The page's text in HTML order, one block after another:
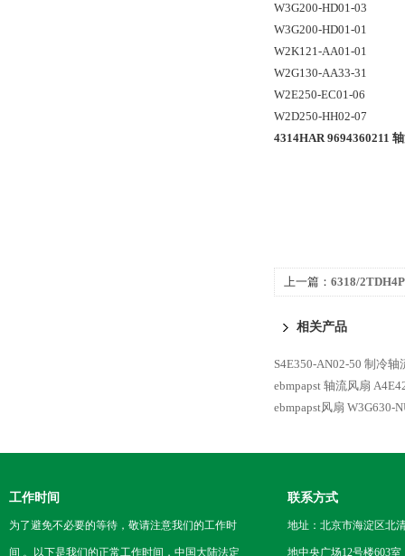
W3G200-HD01-03
W3G200-HD01-01
W2K121-AA01-01
W2G130-AA33-31
W2E250-EC01-06
W2D250-HH02-07
4314HAR 9694360211
上一篇： 6318/
相关产品
S4E350-AN02-50 制冷轴
ebmpapst 轴流风扇
ebmpapst风扇 W3G630-
工作时间
为了避免不必要的等待，敬请注意我们的工作时
间 。以下是我们的正常工作时间，中国大陆法定
联系方式
地址：北京市海淀区北
地中央广场12号楼603室